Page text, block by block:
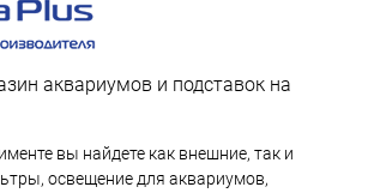
аквариумов и подставок на
вы найдете как внешние, так и
освещение для аквариумов,